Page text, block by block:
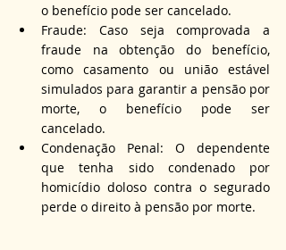
o benefício pode ser cancelado.
Fraude: Caso seja comprovada a
fraude na obtenção do benefício,
como casamento ou união estável
simulados para garantir a pensão por
morte, o benefício pode ser
cancelado.
Condenação Penal: O dependente
que tenha sido condenado por
homicídio doloso contra o segurado
perde o direito à pensão por morte.